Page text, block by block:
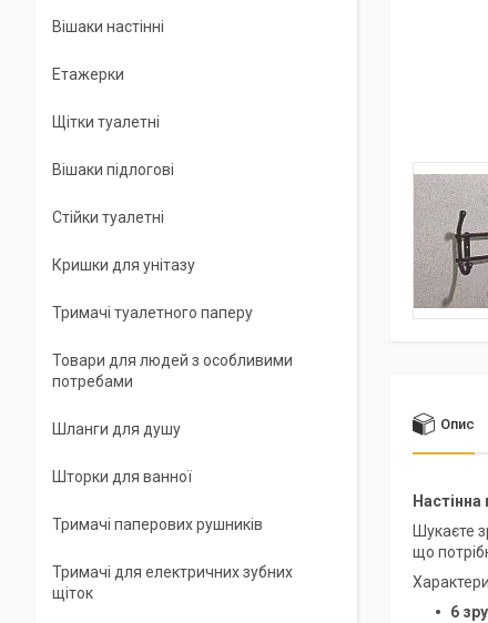
Опис
Шукаєте
що
6
Вішаки настінні
Етажерки
Щітки туалетні
Вішаки підлогові
Стійки туалетні
Кришки для унітазу
Тримачі туалетного паперу
Товари для людей з особливими
потребами
Шланги для душу
Шторки для ванної
Тримачі паперових рушників
Тримачі для електричних зубних
щіток